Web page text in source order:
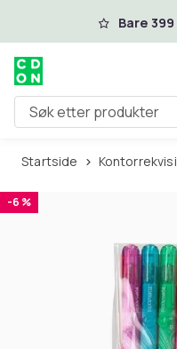
Hopp til Bare
Søk etter produkter
Startside
-6 %